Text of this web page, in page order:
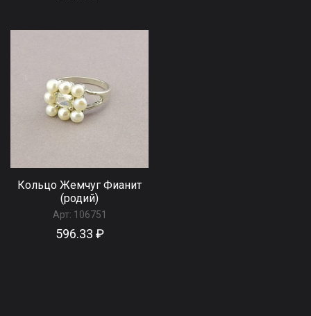
Кольцо Жемчуг Фианит
(родий)
Арт: 106751
596.33 ₽